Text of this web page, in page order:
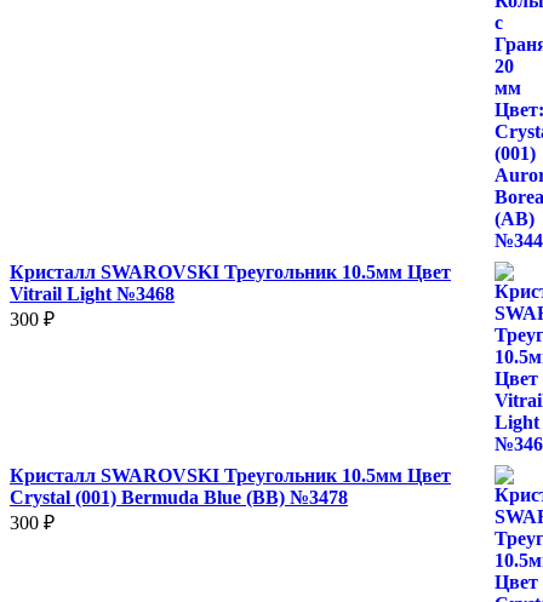
Кристалл SWAROVSKI Треугольник 10.5мм Цвет
Vitrail Light №3468
300 ₽
Кристалл SWAROVSKI Треугольник 10.5мм Цвет
Crystal (001) Bermuda Blue (BB) №3478
300 ₽